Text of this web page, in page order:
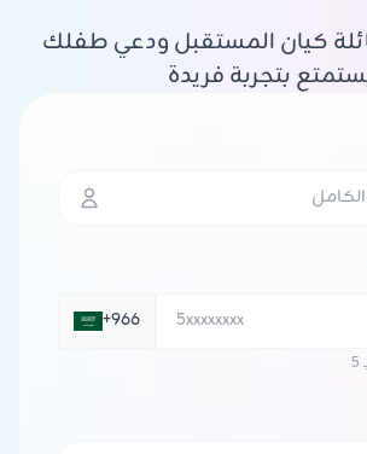
كيان المستقبل ودعي طفلك
بتجربة فريدة
+966